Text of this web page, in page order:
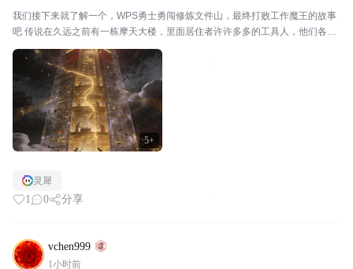
5+
我们接下来就了解一个，WPS勇士勇闯修炼文件山，最终打败工作魔王的故事
吧 传说在久远之前有一栋摩天大楼，里面居住者许许多多的工具人，他们各司
其职，都有不一样的用处。 可是这一天，突然大楼最顶端传来一声巨响“轰”，
整个大楼开始震动，这是...
灵犀
1 0 分享
vchen999
1小时前